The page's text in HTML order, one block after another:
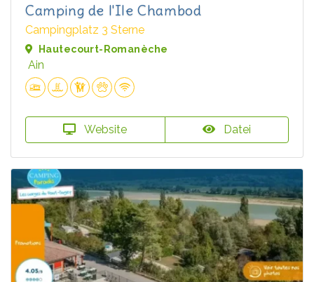
Camping de l'Ile Chambod
Campingplatz 3 Sterne
Hautecourt-Romanèche
Ain
Website Datei